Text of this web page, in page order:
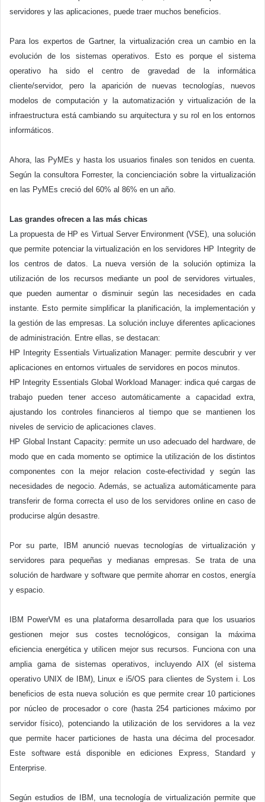
servidores y las aplicaciones, puede traer muchos beneficios.
Para los expertos de Gartner, la virtualización crea un cambio en la
evolución de los sistemas operativos. Esto es porque el sistema
operativo ha sido el centro de gravedad de la informática
cliente/servidor, pero la aparición de nuevas tecnologías, nuevos
modelos de computación y la automatización y virtualización de la
infraestructura está cambiando su arquitectura y su rol en los entornos
informáticos.
Ahora, las PyMEs y hasta los usuarios finales son tenidos en cuenta.
Según la consultora Forrester, la concienciación sobre la virtualización
en las PyMEs creció del 60% al 86% en un año.
Las grandes ofrecen a las más chicas
La propuesta de HP es Virtual Server Environment (VSE), una solución
que permite potenciar la virtualización en los servidores HP Integrity de
los centros de datos. La nueva versión de la solución optimiza la
utilización de los recursos mediante un pool de servidores virtuales,
que pueden aumentar o disminuir según las necesidades en cada
instante. Esto permite simplificar la planificación, la implementación y
la gestión de las empresas. La solución incluye diferentes aplicaciones
de administración. Entre ellas, se destacan:
HP Integrity Essentials Virtualization Manager: permite descubrir y ver
aplicaciones en entornos virtuales de servidores en pocos minutos.
HP Integrity Essentials Global Workload Manager: indica qué cargas de
trabajo pueden tener acceso automáticamente a capacidad extra,
ajustando los controles financieros al tiempo que se mantienen los
niveles de servicio de aplicaciones claves.
HP Global Instant Capacity: permite un uso adecuado del hardware, de
modo que en cada momento se optimice la utilización de los distintos
componentes con la mejor relacion coste-efectividad y según las
necesidades de negocio. Además, se actualiza automáticamente para
transferir de forma correcta el uso de los servidores online en caso de
producirse algún desastre.
Por su parte, IBM anunció nuevas tecnologías de virtualización y
servidores para pequeñas y medianas empresas. Se trata de una
solución de hardware y software que permite ahorrar en costos, energía
y espacio.
IBM PowerVM es una plataforma desarrollada para que los usuarios
gestionen mejor sus costes tecnológicos, consigan la máxima
eficiencia energética y utilicen mejor sus recursos. Funciona con una
amplia gama de sistemas operativos, incluyendo AIX (el sistema
operativo UNIX de IBM), Linux e i5/OS para clientes de System i. Los
beneficios de esta nueva solución es que permite crear 10 particiones
por núcleo de procesador o core (hasta 254 particiones máximo por
servidor físico), potenciando la utilización de los servidores a la vez
que permite hacer particiones de hasta una décima del procesador.
Este software está disponible en ediciones Express, Standard y
Enterprise.
Según estudios de IBM, una tecnología de virtualización permite que